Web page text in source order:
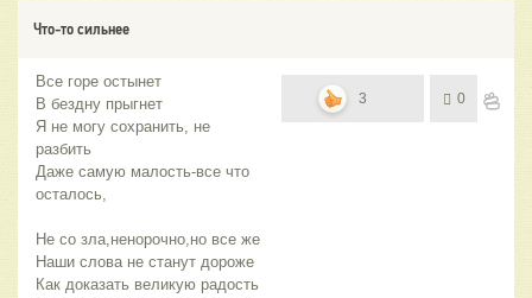
Что-то сильнее
Все горе остынет
В бездну прыгнет
Я не могу сохранить, не
разбить
Даже самую малость-все что
осталось,
Не со зла,ненорочно,но все же
Наши слова не станут дороже
Как доказать великую радость
3 0